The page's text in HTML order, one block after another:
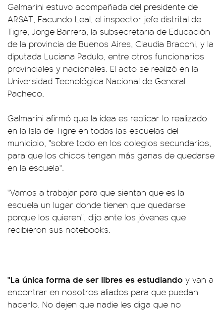
Galmarini estuvo acompañada del presidente de
ARSAT, Facundo Leal, el inspector jefe distrital de
Tigre, Jorge Barrera, la subsecretaria de Educación
de la provincia de Buenos Aires, Claudia Bracchi, y la
diputada Luciana Padulo, entre otros funcionarios
provinciales y nacionales. El acto se realizó en la
Universidad Tecnológica Nacional de General
Pacheco.
Galmarini afirmó que la idea es replicar lo realizado
en la Isla de Tigre en todas las escuelas del
municipio, "sobre todo en los colegios secundarios,
para que los chicos tengan más ganas de quedarse
en la escuela".
"Vamos a trabajar para que sientan que es la
escuela un lugar donde tienen que quedarse
porque los quieren", dijo ante los jóvenes que
recibieron sus notebooks.
"La única forma de ser libres es estudiando y van a
encontrar en nosotros aliados para que puedan
hacerlo. No dejen que nadie les diga que no